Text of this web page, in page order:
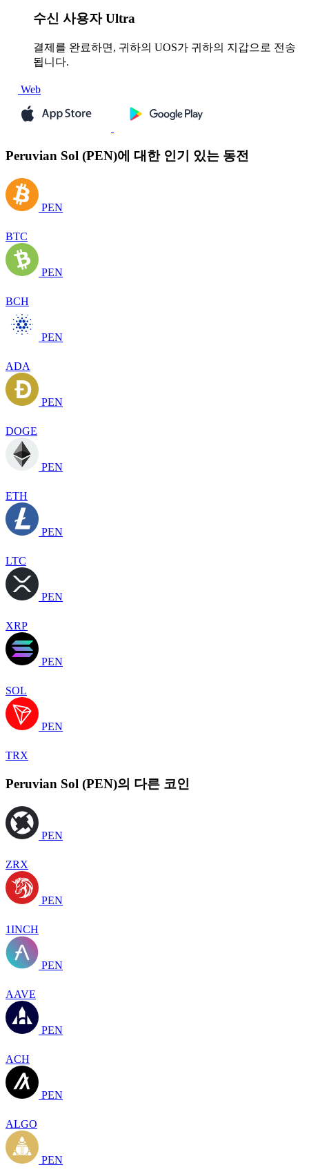
수신 사용자 Ultra
결제를 완료하면, 귀하의 UOS가 귀하의 지갑으로 전송
됩니다.
Web
Peruvian Sol (PEN)에 대한 인기 있는 동전
PEN
BTC
PEN
BCH
PEN
ADA
PEN
DOGE
PEN
ETH
PEN
LTC
PEN
XRP
PEN
SOL
PEN
TRX
Peruvian Sol (PEN)의 다른 코인
PEN
ZRX
PEN
1INCH
PEN
AAVE
PEN
ACH
PEN
ALGO
PEN